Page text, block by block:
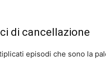
di cancellazione
episodi che sono la